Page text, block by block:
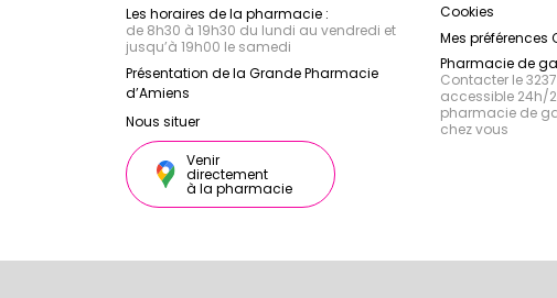
Les horaires de la pharmacie :
de 8h30 à 19h30 du lundi au vendredi et
jusqu’à 19h00 le samedi
Présentation de la Grande Pharmacie
d’Amiens
Nous situer
Venir
directement
à la pharmacie
Cookies
Mes préférences
Pharmacie de
Contacter le
accessible 24h/
pharmacie de
chez vous